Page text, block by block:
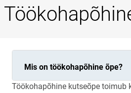
Mis on töökohapõhine õpe?
Töökohapõhine kutseõpe toimub